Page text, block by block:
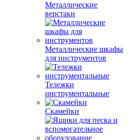
Металлические
верстаки
Металлические шкафы
для инструментов
Тележки
инструментальные
Скамейки